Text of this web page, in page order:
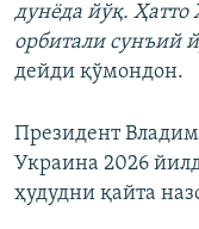
дунёда йўқ. Ҳатто
орбитали сунъий
дейди қўмондон.
Президент
Украина 2026
ҳудудни қайта